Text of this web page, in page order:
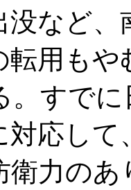
没など
転用も
。すで
対応し
衛力の